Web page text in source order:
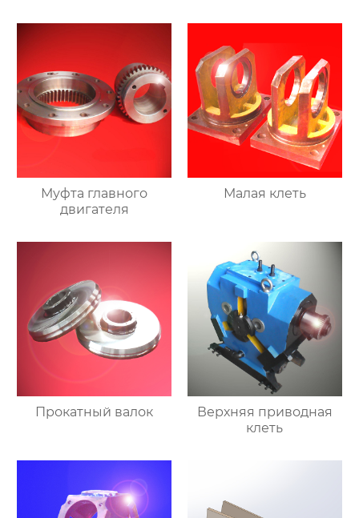
Муфта главного
двигателя
Малая клеть
Прокатный валок
Верхняя приводная
клеть